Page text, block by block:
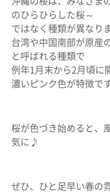
のひらひらした桜～
ではなく種類が異なり
台湾や中国南部が原産
と呼ばれる種類で
例年1月末から2月頃に
濃いピンク色が特徴で
桜が色づき始めると、
気に♪
ぜひ、ひと足早い春の